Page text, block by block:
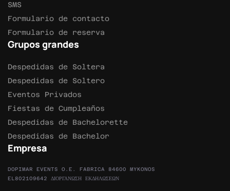
SMS
Formulario de contacto
Formulario de reserva
Grupos grandes
Despedidas de Soltera
Despedidas de Soltero
Eventos Privados
Fiestas de Cumpleaños
Despedidas de Bachelorette
Despedidas de Bachelor
Empresa
DOPIMAR EVENTS O.E. FABRICA 84600 MYKONOS
EL802109642 ΔΙΟΡΓΑΝΩΣΗ ΕΚΔΗΛΩΣΕΩΝ